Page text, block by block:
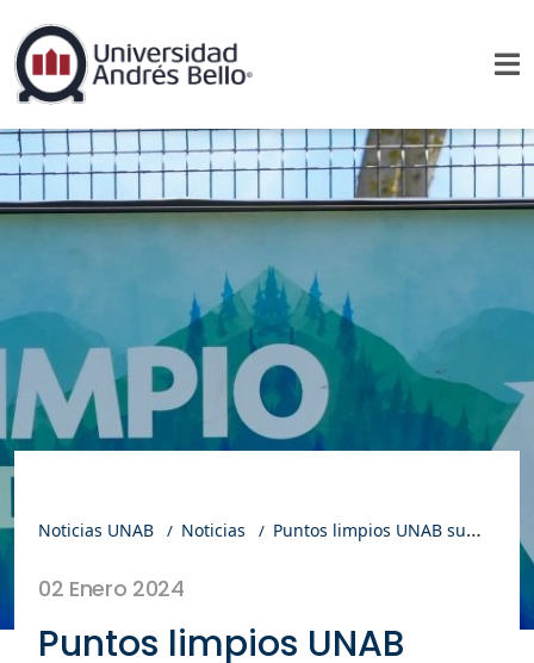
Noticias UNAB Noticias Puntos limpios UNAB sumaron más de 12 mil kilos de residuos reciclables en sus campus de Santiago y regiones
02 Enero 2024
Puntos limpios UNAB